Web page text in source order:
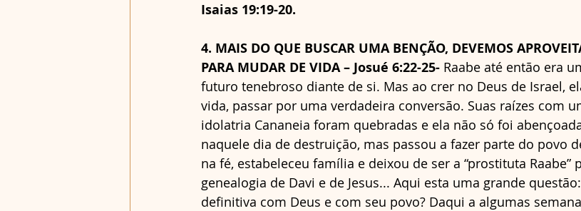
Isaias 19:19-20.
4. MAIS DO QUE BUSCAR UMA BENÇÃO, DEVEMOS
PARA MUDAR DE VIDA – Josué 6:22-25- Raabe até então era
futuro tenebroso diante de si. Mas ao crer no Deus de Israel,
vida, passar por uma verdadeira conversão. Suas raízes com
idolatria Cananeia foram quebradas e ela não só foi
naquele dia de destruição, mas passou a fazer parte do povo
na fé, estabeleceu família e deixou de ser a “prostituta Raabe”
genealogia de Davi e de Jesus... Aqui esta uma grande
definitiva com Deus e com seu povo? Daqui a algumas